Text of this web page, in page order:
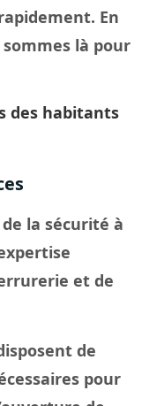
En
là pour
des habitants
la sécurité à
et de
de
pour